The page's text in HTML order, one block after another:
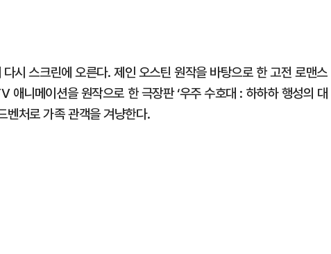
시 스크린에 오른다. 제인 오스틴 원작을 바탕으로 한 고전 로맨스
애니메이션을 원작으로 한 극장판 ‘우주 수호대 : 하하하 행성의 대
벤처로 가족 관객을 겨냥한다.